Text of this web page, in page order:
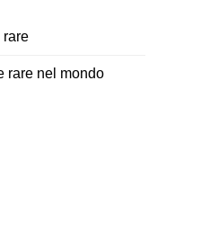
rare
rare nel mondo